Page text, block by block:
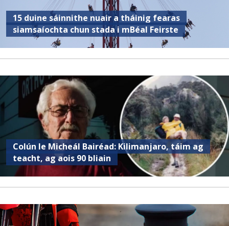
15 duine sáinnithe nuair a tháinig fearas
siamsaíochta chun stada i mBéal Feirste
Colún le Micheál Bairéad: Kilimanjaro, táim ag
teacht, ag aois 90 bliain